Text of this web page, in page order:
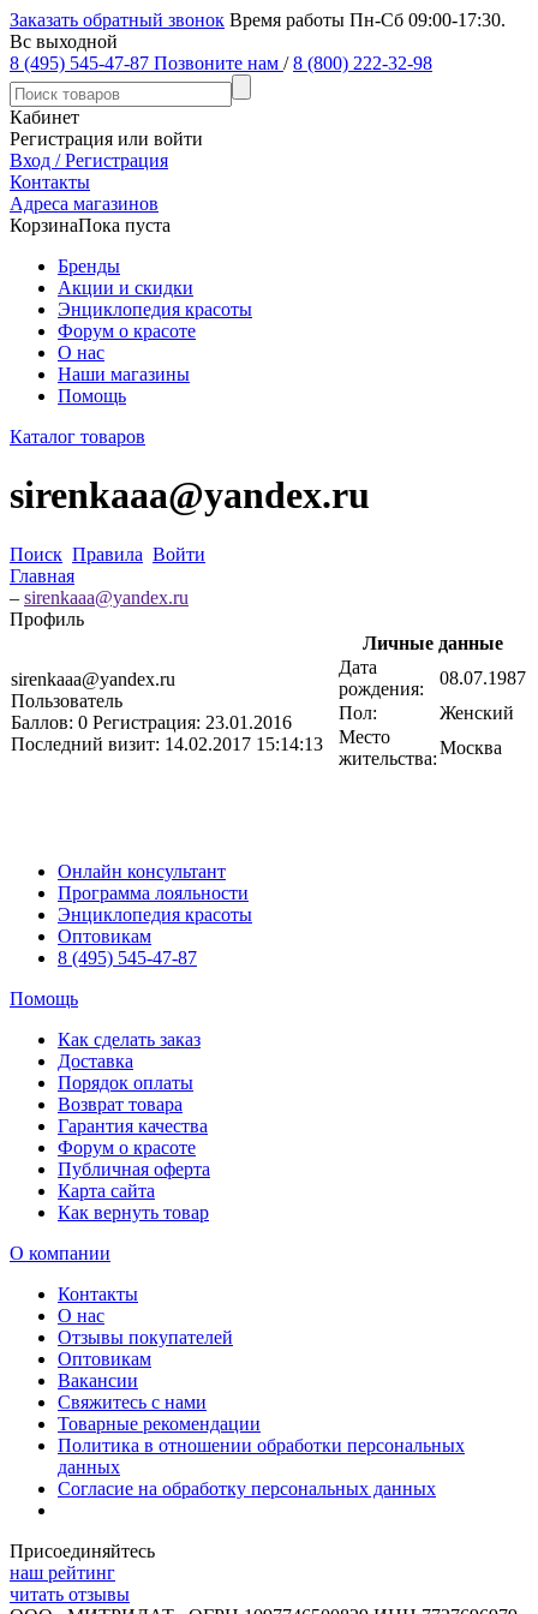
Заказать обратный звонок Время работы Пн-Сб 09:00-17:30.
Вс выходной
8 (495) 545-47-87 Позвоните нам / 8 (800) 222-32-98
Кабинет
Регистрация или войти
Вход / Регистрация
Контакты
Адреса магазинов
КорзинаПока пуста
Бренды
Акции и скидки
Энциклопедия красоты
Форум о красоте
О нас
Наши магазины
Помощь
Каталог товаров
sirenkaaa@yandex.ru
Поиск Правила Войти
Главная
– sirenkaaa@yandex.ru
Профиль
sirenkaaa@yandex.ru
Пользователь
Баллов: 0 Регистрация: 23.01.2016
Последний визит: 14.02.2017 15:14:13
Личные данные
Дата
рождения:
08.07.1987
Пол:
Женский
Место
жительства:
Москва
Онлайн консультант
Программа лояльности
Энциклопедия красоты
Оптовикам
8 (495) 545-47-87
Помощь
Как сделать заказ
Доставка
Порядок оплаты
Возврат товара
Гарантия качества
Форум о красоте
Публичная оферта
Карта сайта
Как вернуть товар
О компании
Контакты
О нас
Отзывы покупателей
Оптовикам
Вакансии
Свяжитесь с нами
Товарные рекомендации
Политика в отношении обработки персональных
данных
Согласие на обработку персональных данных
Присоединяйтесь
наш рейтинг
читать отзывы